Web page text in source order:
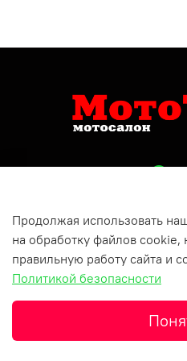
Респ Татарстан, г
Продолжая использовать
на обработку файлов
правильную работу сайта и
Политикой безопасности